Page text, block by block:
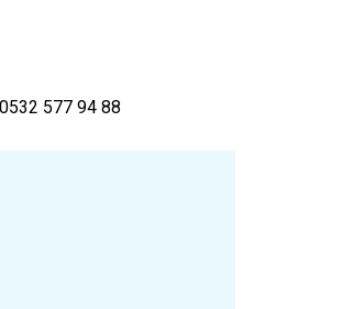
577 94 88